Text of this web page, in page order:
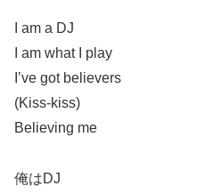
I am a DJ
I am what I play
I’ve got believers
(Kiss-kiss)
Believing me
俺はDJ